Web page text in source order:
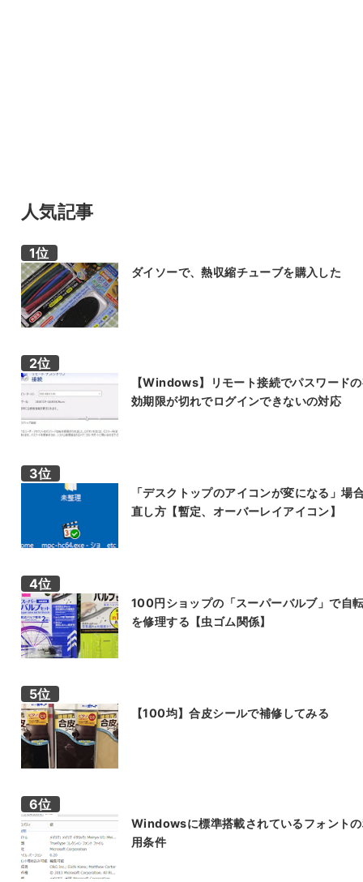
人気記事
ダイソーで、熱収縮チューブを購入した
【Windows】リモート接続でパスワード
効期限が切れでログインできないの対応
「デスクトップのアイコンが変になる」場
直し方【暫定、オーバーレイアイコン】
100円ショップの「スーパーバルブ」で自
を修理する【虫ゴム関係】
【100均】合皮シールで補修してみる
Windowsに標準搭載されているフォント
用条件